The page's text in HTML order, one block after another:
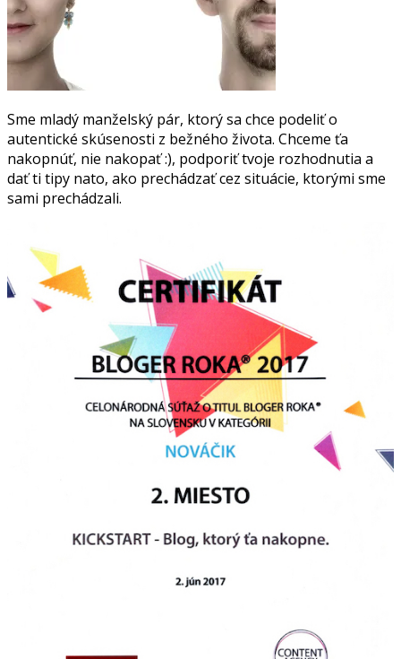
Sme mladý manželský pár, ktorý sa chce podeliť o
autentické skúsenosti z bežného života. Chceme ťa
nakopnúť, nie nakopať :), podporiť tvoje rozhodnutia a
dať ti tipy nato, ako prechádzať cez situácie, ktorými sme
sami prechádzali.